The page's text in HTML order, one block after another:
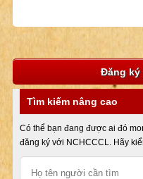
Đăng ký
Tìm kiếm nâng cao
Có thể bạn đang được ai đó
đăng ký với NCHCCCL. Hãy